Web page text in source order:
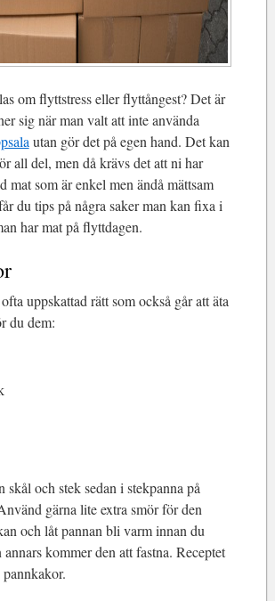
om flyttstress eller flyttångest? Det är
sig när man valt att inte använda
utan gör det på egen hand. Det kan
all del, men då krävs det att ni har
mat som är enkel men ändå mättsam
du tips på några saker man kan fixa i
har mat på flyttdagen.
uppskattad rätt som också går att äta
du dem:
skål och stek sedan i stekpanna på
gärna lite extra smör för den
och låt pannan bli varm innan du
kommer den att fastna. Receptet